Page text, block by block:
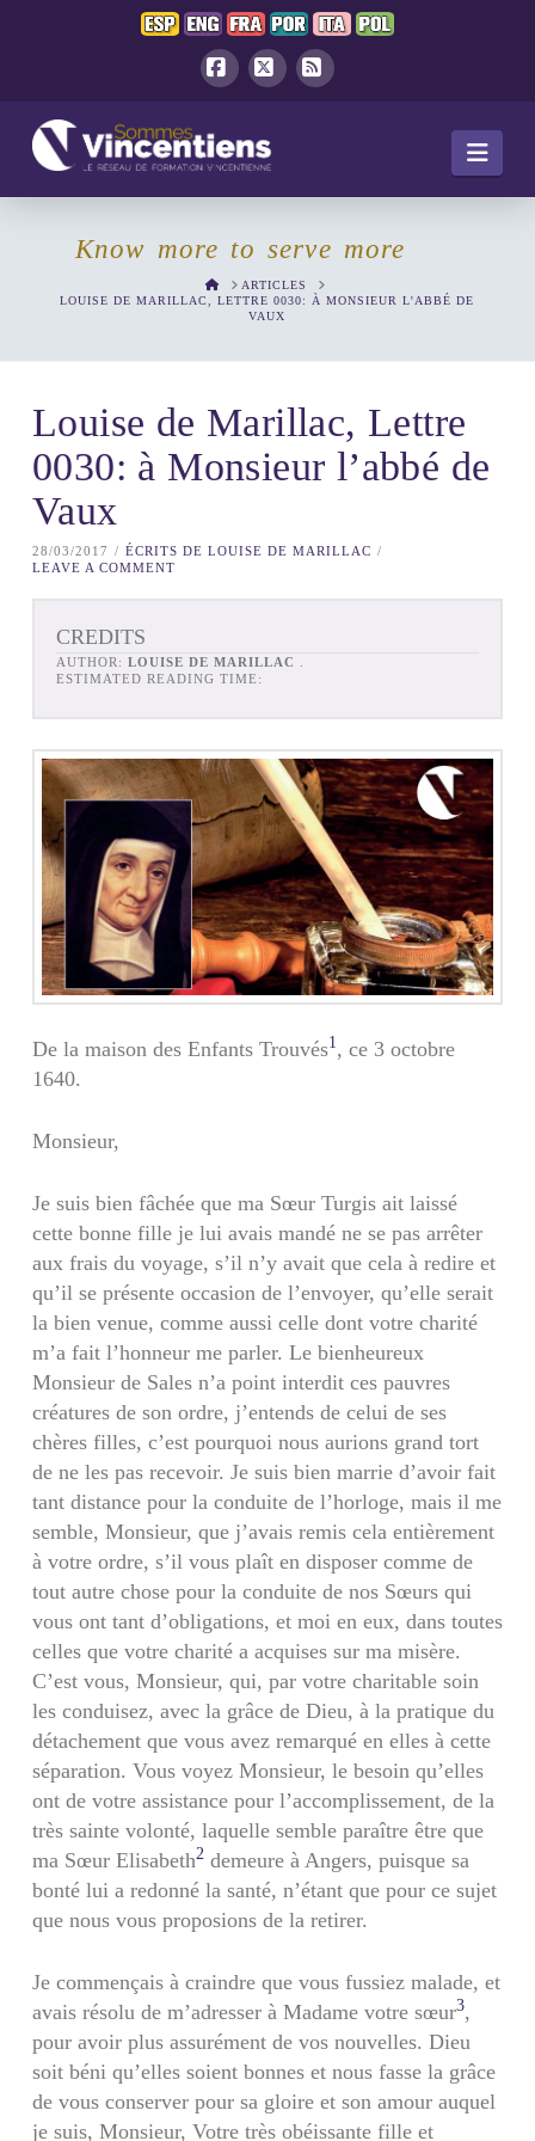
Know more to serve more
HOMEARTICLES
LOUISE DE MARILLAC, LETTRE 0030: À MONSIEUR L'ABBÉ DE
VAUX
Louise de Marillac, Lettre
0030: à Monsieur l’abbé de
Vaux
28/03/2017
ÉCRITS DE LOUISE DE MARILLAC
LEAVE A COMMENT
CREDITS
AUTHOR: LOUISE DE MARILLAC
ESTIMATED READING TIME:
De la maison des Enfants Trouvés1, ce 3 octobre
1640.
Monsieur,
Je suis bien fâchée que ma Sœur Turgis ait laissé
cette bonne fille je lui avais mandé ne se pas arrêter
aux frais du voyage, s’il n’y avait que cela à redire et
qu’il se présente occasion de l’envoyer, qu’elle serait
la bien venue, comme aussi celle dont votre charité
m’a fait l’honneur me parler. Le bienheureux
Monsieur de Sales n’a point interdit ces pauvres
créatures de son ordre, j’entends de celui de ses
chères filles, c’est pourquoi nous aurions grand tort
de ne les pas recevoir. Je suis bien marrie d’avoir fait
tant distance pour la conduite de l’horloge, mais il me
semble, Monsieur, que j’avais remis cela entièrement
à votre ordre, s’il vous plaît en disposer comme de
tout autre chose pour la conduite de nos Sœurs qui
vous ont tant d’obligations, et moi en eux, dans toutes
celles que votre charité a acquises sur ma misère.
C’est vous, Monsieur, qui, par votre charitable soin
les conduisez, avec la grâce de Dieu, à la pratique du
détachement que vous avez remarqué en elles à cette
séparation. Vous voyez Monsieur, le besoin qu’elles
ont de votre assistance pour l’accomplissement, de la
très sainte volonté, laquelle semble paraître être que
ma Sœur Elisabeth2demeure à Angers, puisque sa
bonté lui a redonné la santé, n’étant que pour ce sujet
que nous vous proposions de la retirer.
Je commençais à craindre que vous fussiez malade, et
avais résolu de m’adresser à Madame votre sœur3,
pour avoir plus assurément de vos nouvelles. Dieu
soit béni qu’elles soient bonnes et nous fasse la grâce
de vous conserver pour sa gloire et son amour auquel
je suis, Monsieur, Votre très obéissante fille et